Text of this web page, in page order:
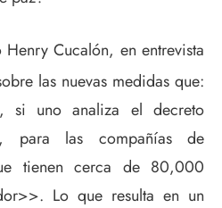
Cucalón, en entrevista
las nuevas medidas que:
si uno analiza el decreto
para las compañías de
tienen cerca de 80,000
Lo que resulta en un